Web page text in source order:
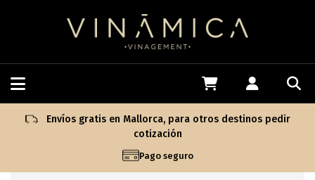
Envíos gratis en Mallorca, para otros destinos pedir
cotización
Pago seguro